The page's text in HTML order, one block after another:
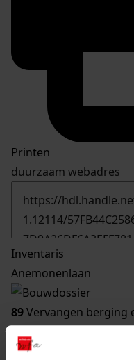
Printen
duurzaam webadres
Inventaris
Anemonenlaan
89Vervangen berging
Datering:
2000